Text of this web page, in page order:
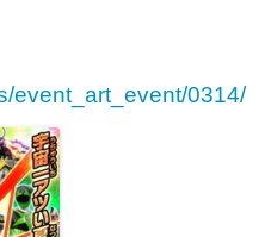
event_art_event/0314/